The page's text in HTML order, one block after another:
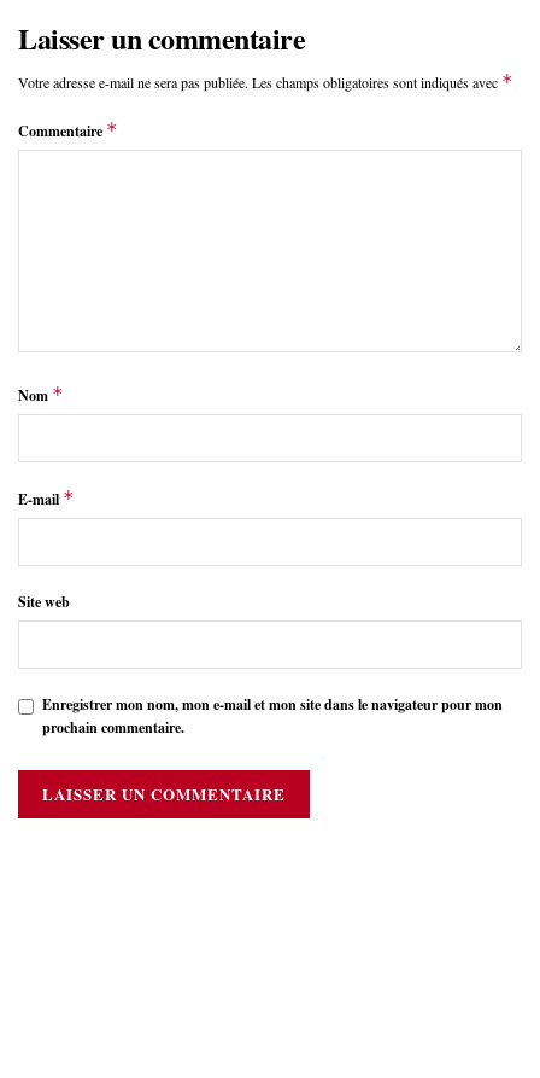
Laisser un commentaire
Votre adresse e-mail ne sera pas publiée. Les champs obligatoires sont indiqués avec *
Commentaire *
Nom *
E-mail *
Site web
Enregistrer mon nom, mon e-mail et mon site dans le navigateur pour mon
prochain commentaire.